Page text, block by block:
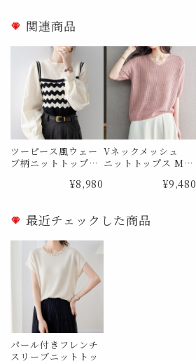
関連商品
ツーピース風ウェー
ブ柄ニットトップス
¥8,980
Vネックメッシュ
ニットトップス Me1
¥9,480
最近チェックした商品
パール付きフレンチ
スリーブニットトッ